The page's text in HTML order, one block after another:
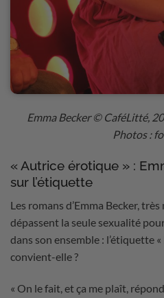
Emma Becker © CaféLitté,
Photos :
« Autrice érotique » :
sur l’étiquette
Les romans d’Emma Becker,
dépassent la seule sexualité
dans son ensemble : l’étiquette
convient-elle ?
« On le fait, et ça me plaît,